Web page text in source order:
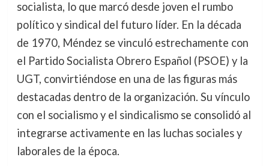
socialista, lo que marcó desde joven el rumbo
político y sindical del futuro líder. En la década
de 1970, Méndez se vinculó estrechamente con
el Partido Socialista Obrero Español (PSOE) y la
UGT, convirtiéndose en una de las figuras más
destacadas dentro de la organización. Su vínculo
con el socialismo y el sindicalismo se consolidó al
integrarse activamente en las luchas sociales y
laborales de la época.